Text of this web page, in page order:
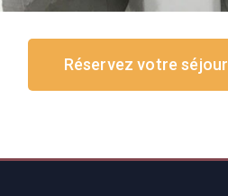
Réservez votre séjour